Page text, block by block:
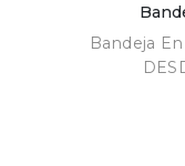
Bandeja